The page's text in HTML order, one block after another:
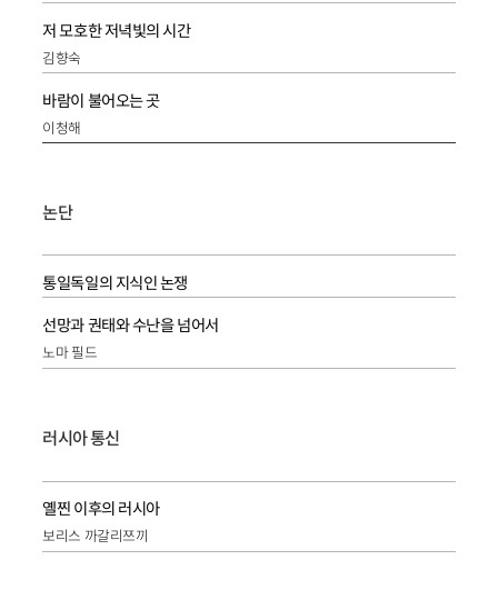
저 모호한 저녁빛의 시간
김향숙
바람이 불어오는 곳
이청해
논단
통일독일의 지식인 논쟁
선망과 권태와 수난을 넘어서
노마 필드
러시아 통신
옐찐 이후의 러시아
보리스 까갈리쯔끼